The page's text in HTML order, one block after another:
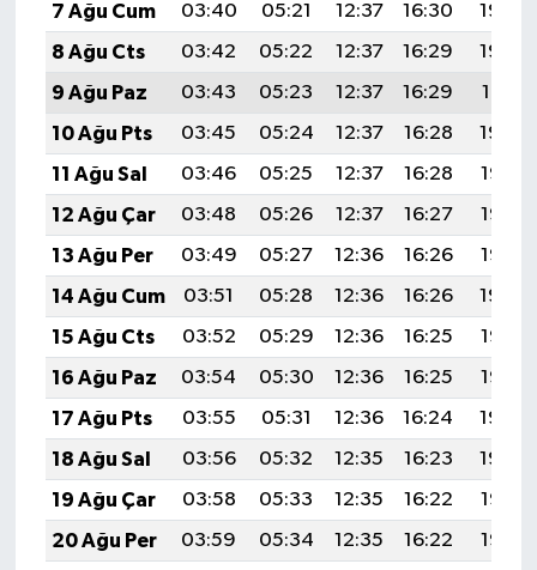
7 Ağu Cum
03:40 05:21 12:37 16:30
19:44
8 Ağu Cts
03:42 05:22 12:37 16:29
19:42
9 Ağu Paz
03:43 05:23 12:37 16:29
19:41
10 Ağu Pts
03:45 05:24 12:37 16:28
19:40
11 Ağu Sal
03:46 05:25 12:37 16:28
19:38
12 Ağu Çar
03:48 05:26 12:37 16:27
19:37
13 Ağu Per
03:49 05:27 12:36 16:26
19:36
14 Ağu Cum
03:51 05:28 12:36 16:26
19:34
15 Ağu Cts
03:52 05:29 12:36 16:25
19:33
16 Ağu Paz
03:54 05:30 12:36 16:25
19:32
17 Ağu Pts
03:55 05:31 12:36 16:24
19:30
18 Ağu Sal
03:56 05:32 12:35 16:23
19:29
19 Ağu Çar
03:58 05:33 12:35 16:22
19:27
20 Ağu Per
03:59 05:34 12:35 16:22
19:26